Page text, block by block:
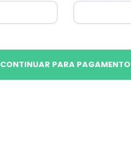
CONTINUAR PARA PAGAMENTO